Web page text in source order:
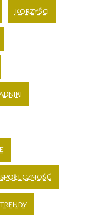
KORZYŚCI
SPOŁECZNOŚĆ
TRENDY